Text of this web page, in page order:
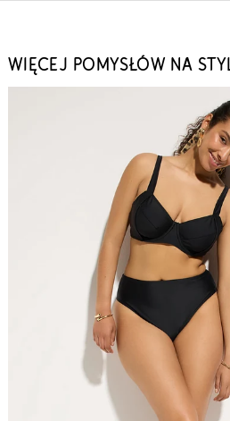
WIĘCEJ POMYSŁÓW NA